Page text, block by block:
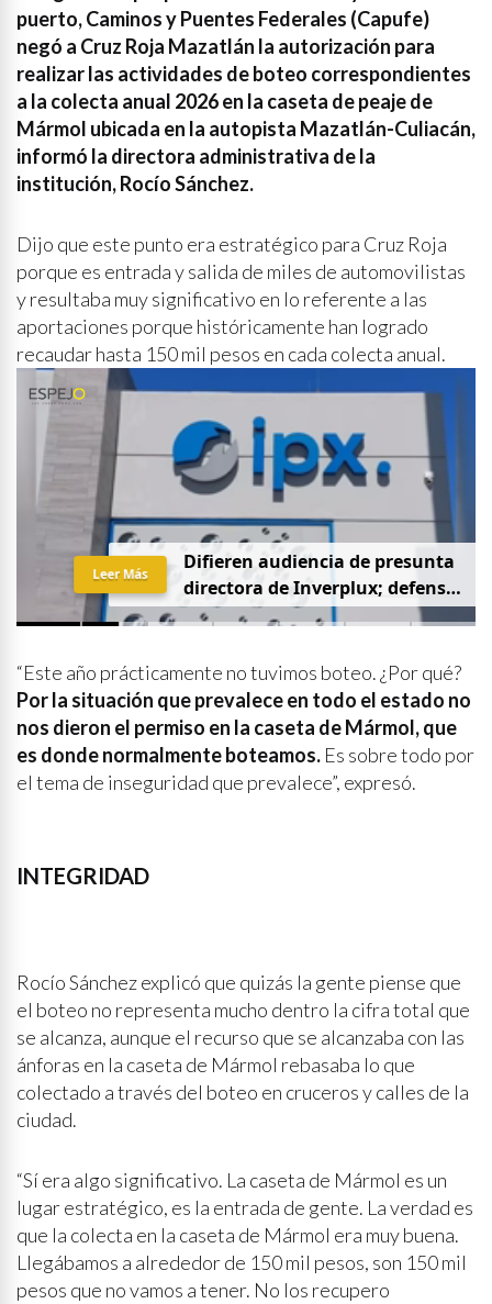
puerto, Caminos y Puentes Federales (Capufe)
negó a Cruz Roja Mazatlán la autorización para
realizar las actividades de boteo correspondientes
a la colecta anual 2026 en la caseta de peaje de
Mármol ubicada en la autopista Mazatlán-Culiacán,
informó la directora administrativa de la
institución, Rocío Sánchez.
Dijo que este punto era estratégico para Cruz Roja
porque es entrada y salida de miles de automovilistas
y resultaba muy significativo en lo referente a las
aportaciones porque históricamente han logrado
recaudar hasta 150 mil pesos en cada colecta anual.
Difieren audiencia de presunta
directora deInverplux; defensa
pidequeseaprivadaysin
Leer Más
“Este año prácticamente no tuvimos boteo. ¿Por qué?
Por la situación que prevalece en todo el estado no
nos dieron el permiso en la caseta de Mármol, que
es donde normalmente boteamos. Es sobre todo por
el tema de inseguridad que prevalece”, expresó.
INTEGRIDAD
Rocío Sánchez explicó que quizás la gente piense que
el boteo no representa mucho dentro la cifra total que
se alcanza, aunque el recurso que se alcanzaba con las
ánforas en la caseta de Mármol rebasaba lo que
colectado a través del boteo en cruceros y calles de la
ciudad.
“Sí era algo significativo. La caseta de Mármol es un
lugar estratégico, es la entrada de gente. La verdad es
que la colecta en la caseta de Mármol era muy buena.
Llegábamos a alrededor de 150 mil pesos, son 150 mil
pesos que no vamos a tener. No los recupero